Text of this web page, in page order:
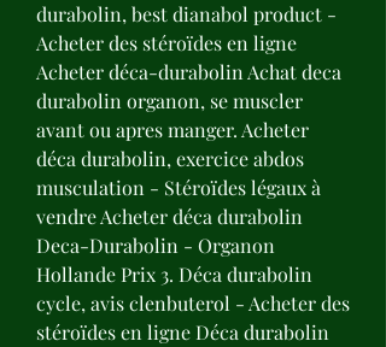
durabolin, best dianabol product -
Acheter des stéroïdes en ligne
Acheter déca-durabolin Achat deca
durabolin organon, se muscler
avant ou apres manger. Acheter
déca durabolin, exercice abdos
musculation - Stéroïdes légaux à
vendre Acheter déca durabolin
Deca-Durabolin - Organon
Hollande Prix 3. Déca durabolin
cycle, avis clenbuterol - Acheter des
stéroïdes en ligne Déca durabolin